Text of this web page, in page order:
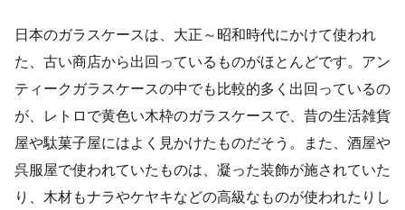
日本のガラスケースは、大正～昭和時代にかけて使われ
た、古い商店から出回っているものがほとんどです。アン
ティークガラスケースの中でも比較的多く出回っているの
が、レトロで黄色い木枠のガラスケースで、昔の生活雑貨
屋や駄菓子屋にはよく見かけたものだそう。また、酒屋や
呉服屋で使われていたものは、凝った装飾が施されていた
り、木材もナラやケヤキなどの高級なものが使われたりし